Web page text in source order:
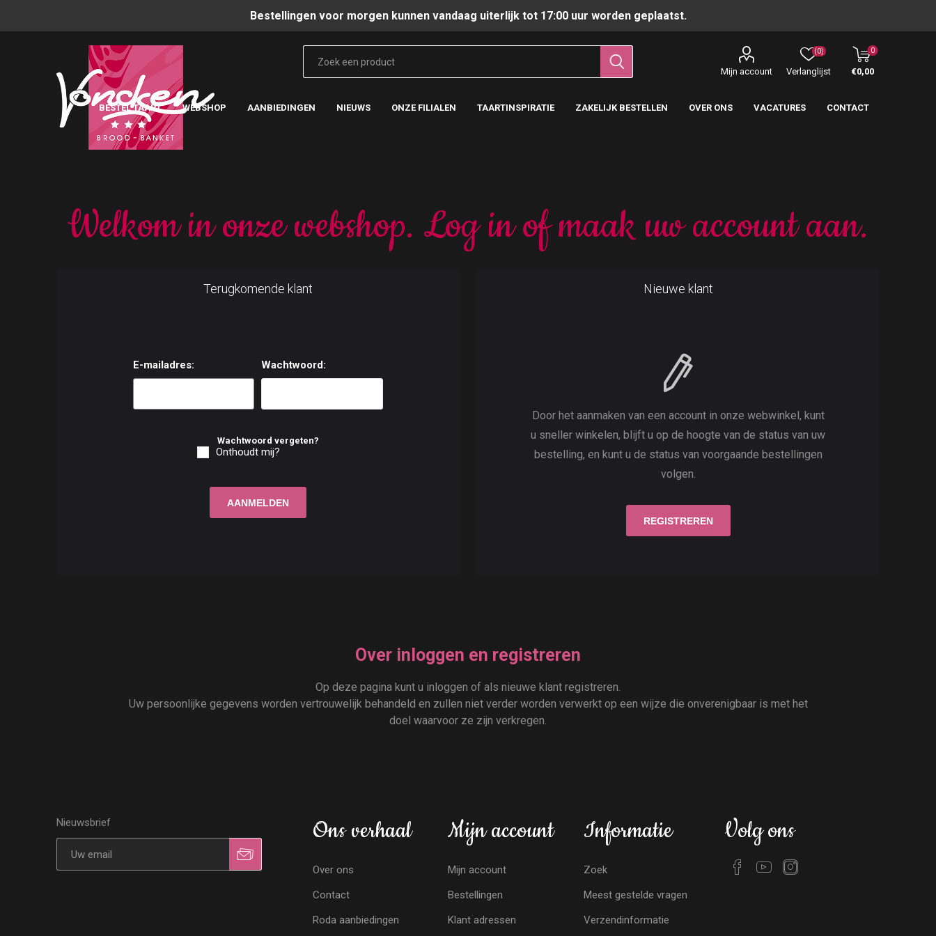
Bestellingen voor morgen kunnen vandaag uiterlijk tot 17:00 uur worden geplaatst.
Mijn account Verlanglijst
(0) 0
€0,00
BESTEL TAART WEBSHOP AANBIEDINGEN NIEUWS ONZE FILIALEN TAARTINSPIRATIE ZAKELIJK BESTELLEN OVER ONS VACATURES CONTACT
Welkom in onze webshop. Log in of maak uw account aan.
Nieuwe klant
Door het aanmaken van een account in onze webwinkel, kunt
u sneller winkelen, blijft u op de hoogte van de status van uw
bestelling, en kunt u de status van voorgaande bestellingen
volgen.
Terugkomende klant
E-mailadres: Wachtwoord:
Wachtwoord vergeten?
Onthoudt mij?
Over inloggen en registreren
Op deze pagina kunt u inloggen of als nieuwe klant registreren.
Uw persoonlijke gegevens worden vertrouwelijk behandeld en zullen niet verder worden verwerkt op een wijze die onverenigbaar is met het
doel waarvoor ze zijn verkregen.
Nieuwsbrief Ons verhaal
Over ons
Contact
Roda aanbiedingen
Mijn account
Mijn account
Bestellingen
Klant adressen
Informatie
Zoek
Meest gestelde vragen
Verzendinformatie
Volg ons